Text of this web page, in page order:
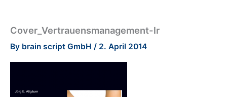
Cover_Vertrauensmanagement-lr
By brain script GmbH / 2. April 2014